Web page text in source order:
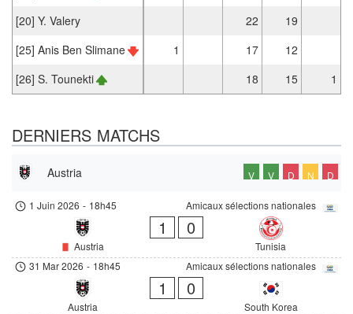
[20] Y. Valery
22
19
[25] Anis Ben Slimane
1 17
12
[26] S. Tounekti
18 15 1
DERNIERS MATCHS
Austria V V D N D
Amicaux sélections nationales
1 Juin 2026 - 18h45
Austria
1 0
Tunisia
Amicaux sélections nationales
31 Mar 2026 - 18h45
Austria
1 0
South Korea